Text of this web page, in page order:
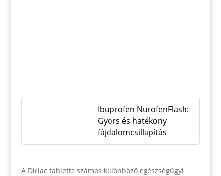
Ibuprofen NurofenFlash:
Gyors és hatékony
fájdalomcsillapítás
A Diclac tabletta számos különböző egészségügyi